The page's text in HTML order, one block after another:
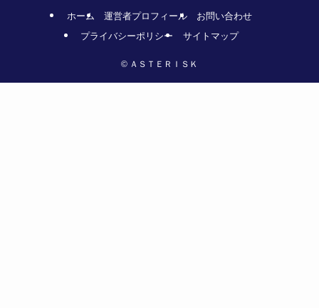
ホーム 運営者プロフィール
お問い合わせ
プライバシーポリシー
サイトマップ
© ＡＳＴＥＲＩＳＫ